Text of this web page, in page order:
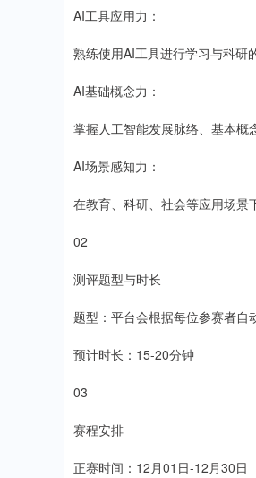
AI工具应用力：
熟练使用AI工具进行学习与科研
AI基础概念力：
掌握人工智能发展脉络、基本概
AI场景感知力：
在教育、科研、社会等应用场景
02
测评题型与时长
题型：平台会根据每位参赛者自
预计时长：15-20分钟
03
赛程安排
正赛时间：12月01日-12月30日